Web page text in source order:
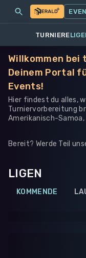
SPIEL·
TURNIERE
Willkommen
Deinem Portal
Events!
Hier findest du alles,
Turniervorbereitung
Amerikanisch-
Bereit? Werde Teil
LIGEN
KOMMENDE